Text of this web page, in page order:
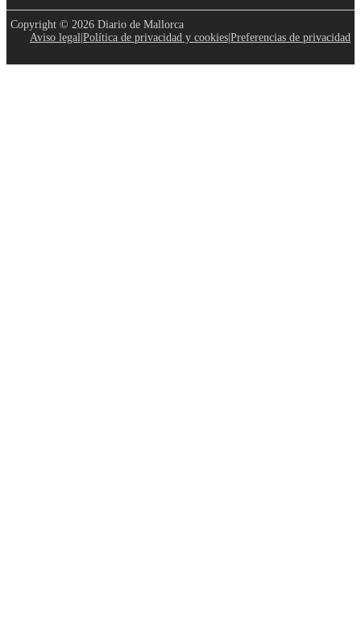
Copyright © 2026 Diario de Mallorca
Aviso legal Política de privacidad y cookies Preferencias de privacidad